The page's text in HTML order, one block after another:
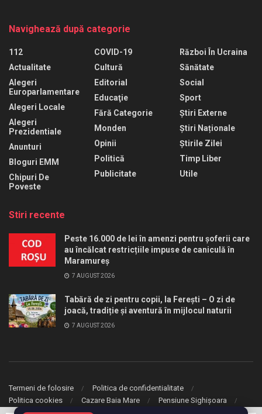
Navighează după categorie
112
Actualitate
Alegeri
Europarlamentare
Alegeri Locale
Alegeri
Prezidentiale
Anunturi
Bloguri EMM
Chipuri De
Poveste
COVID-19
Cultură
Editorial
Educaţie
Fără Categorie
Monden
Opinii
Politică
Publicitate
Război În Ucraina
Sănătate
Social
Sport
Știri Externe
Știri Naționale
Știrile Zilei
Timp Liber
Utile
Stiri recente
Peste 16.000 de lei în amenzi pentru șoferii care
au încălcat restricțiile impuse de caniculă în
Maramureș
7 AUGUST 2026
Tabără de zi pentru copii, la Ferești – O zi de
joacă, tradiție și aventură în mijlocul naturii
7 AUGUST 2026
Termeni de folosire
Politica de confidentialitate
Politica cookies
Cazare Baia Mare Pensiune Sighișoara